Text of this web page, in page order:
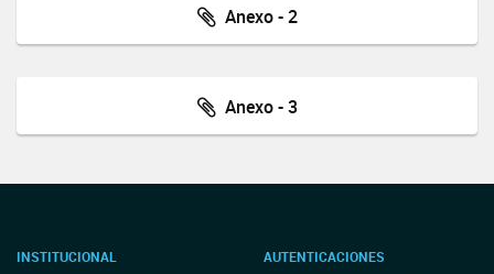
Anexo - 2
Anexo - 3
INSTITUCIONAL AUTENTICACIONES